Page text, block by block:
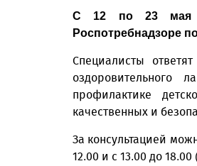
С 12 по 23 мая
Роспотребнадзоре
Специалисты
оздоровительного
профилактике
качественных и
За консультацией
12.00 и с 13.00 до